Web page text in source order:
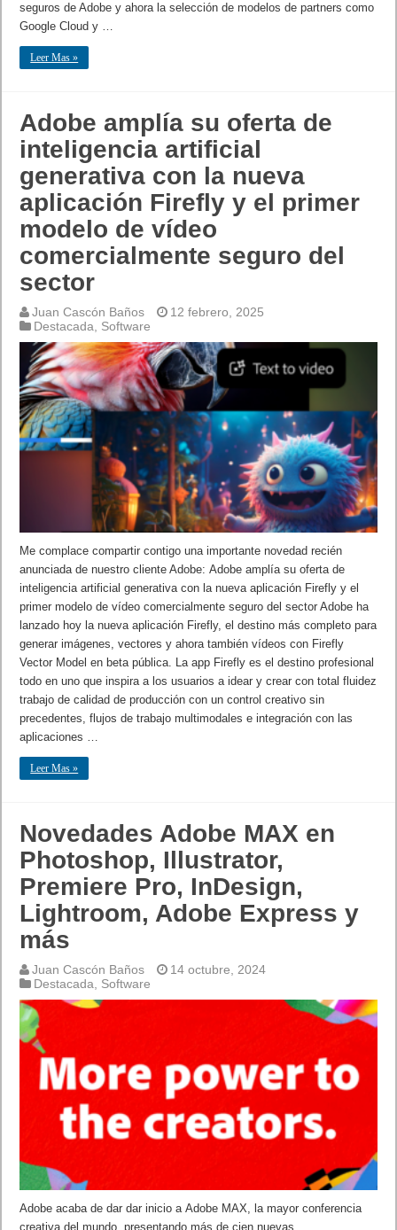
seguros de Adobe y ahora la selección de modelos de partners como
Google Cloud y …
Leer Mas »
Adobe amplía su oferta de
inteligencia artificial
generativa con la nueva
aplicación Firefly y el primer
modelo de vídeo
comercialmente seguro del
sector
Juan Cascón Baños
12 febrero, 2025
Destacada, Software
Me complace compartir contigo una importante novedad recién
anunciada de nuestro cliente Adobe: Adobe amplía su oferta de
inteligencia artificial generativa con la nueva aplicación Firefly y el
primer modelo de vídeo comercialmente seguro del sector Adobe ha
lanzado hoy la nueva aplicación Firefly, el destino más completo para
generar imágenes, vectores y ahora también vídeos con Firefly
Vector Model en beta pública. La app Firefly es el destino profesional
todo en uno que inspira a los usuarios a idear y crear con total fluidez
trabajo de calidad de producción con un control creativo sin
precedentes, flujos de trabajo multimodales e integración con las
aplicaciones …
Leer Mas »
Novedades Adobe MAX en
Photoshop, Illustrator,
Premiere Pro, InDesign,
Lightroom, Adobe Express y
más
Juan Cascón Baños
14 octubre, 2024
Destacada
Software
Adobe acaba de dar dar inicio a Adobe MAX, la mayor conferencia
creativa del mundo, presentando más de cien nuevas